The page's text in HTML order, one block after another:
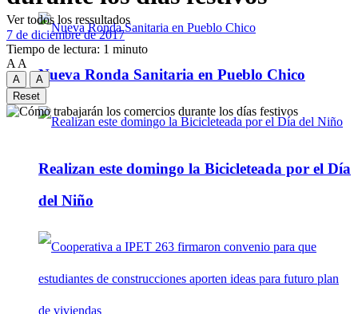
Nueva Ronda Sanitaria en Pueblo Chico
Realizan este domingo la Bicicleteada por el Día
del Niño
Ver todos los ressultados
7 de diciembre de 2017
Tiempo de lectura: 1 minuto
A A
A
A
Reset